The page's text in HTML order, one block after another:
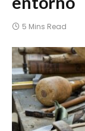
5 Mins Read